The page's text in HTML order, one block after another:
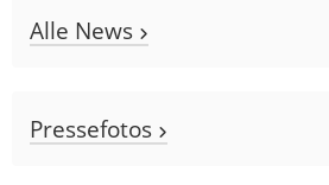
Alle News
Pressefotos